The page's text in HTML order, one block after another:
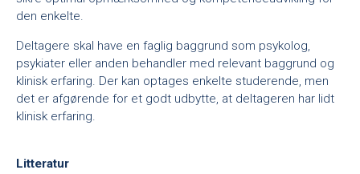
den enkelte.
Deltagere skal have en faglig baggrund som psykolog,
psykiater eller anden behandler med relevant baggrund og
klinisk erfaring. Der kan optages enkelte studerende, men
det er afgørende for et godt udbytte, at deltageren har lidt
klinisk erfaring.
Litteratur